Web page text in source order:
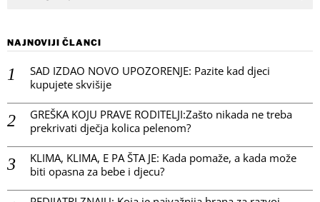
NAJNOVIJI ČLANCI
SAD IZDAO NOVO UPOZORENJE: Pazite kad djeci
kupujete skvišije
GREŠKA KOJU PRAVE RODITELJI:Zašto nikada ne treba
prekrivati dječja kolica pelenom?
KLIMA, KLIMA, E PA ŠTA JE: Kada pomaže, a kada može
biti opasna za bebe i djecu?